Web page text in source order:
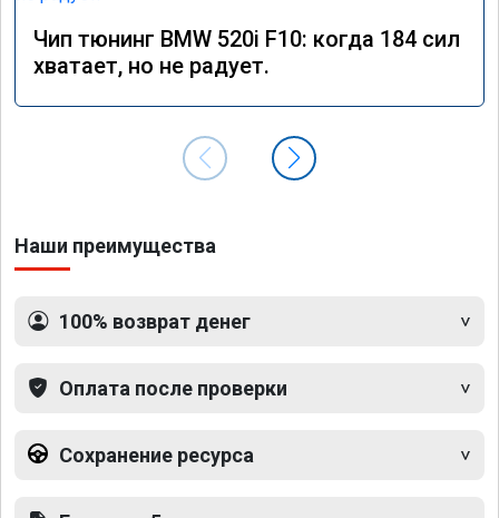
Чип тюнинг BMW 520i F10: когда 184 сил
хватает, но не радует.
Наши преимущества
100% возврат денег
Оплата после проверки
Сохранение ресурса